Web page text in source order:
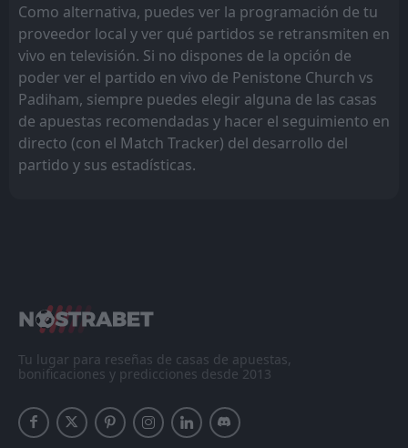
Como alternativa, puedes ver la programación de tu
proveedor local y ver qué partidos se retransmiten en
vivo en televisión. Si no dispones de la opción de
poder ver el partido en vivo de Penistone Church vs
Padiham, siempre puedes elegir alguna de las casas
de apuestas recomendadas y hacer el seguimiento en
directo (con el Match Tracker) del desarrollo del
partido y sus estadísticas.
Tu lugar para reseñas de casas de apuestas,
bonificaciones y predicciones desde 2013